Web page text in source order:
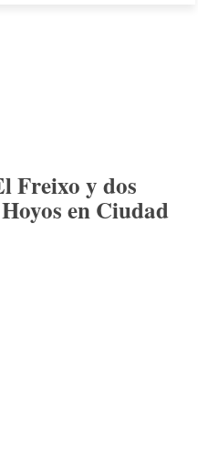
Freixo y dos
en Ciudad